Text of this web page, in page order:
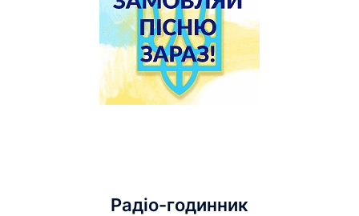
Радіо-годинник